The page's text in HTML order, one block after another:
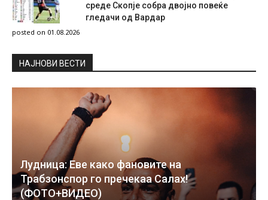
среде Скопје собра двојно повеќе
гледачи од Вардар
posted on 01.08.2026
НAЈНОВИ ВЕСТИ
Лудница: Еве како фановите на
Трабзонспор го пречекаа Салах!
(ФОТО+ВИДЕО)